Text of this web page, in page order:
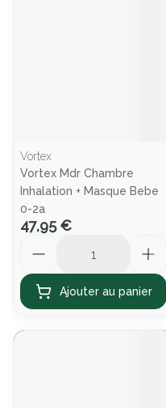
Vortex
Vortex Mdr Chambre
Inhalation + Masque Bebe
0-2a
47,95 €
Ajouter au panier